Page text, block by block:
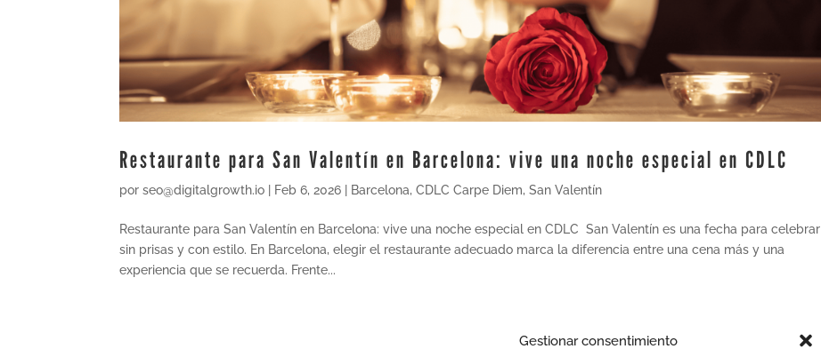
Gestionar consentimiento
Restaurante para San Valentín en Barcelona: vive una noche especial en CDLC
porseo@digitalgrowth.io Feb 6, 2026 Barcelona,CDLC Carpe Diem,San Valentín
Restaurante para San Valentín en Barcelona: vive una noche especial en CDLC ​ San Valentín es una fecha para celebrar
sin prisas y con estilo. En Barcelona, elegir el restaurante adecuado marca la diferencia entre una cena más y una
experiencia que se recuerda. Frente...